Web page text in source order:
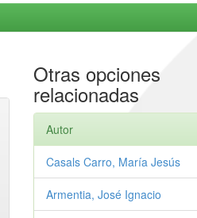
Otras opciones
relacionadas
Autor
Casals Carro, María Jesús
Armentia, José Ignacio